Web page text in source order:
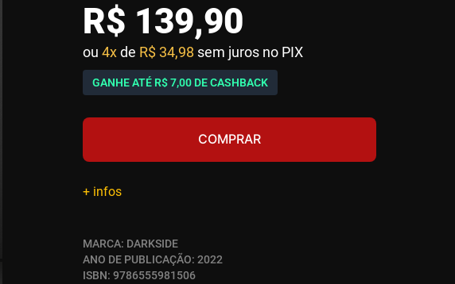
R$ 139,90
ou 4xde R$ 34,98 sem juros no PIX
GANHE ATÉ R$ 7,00 DE CASHBACK
COMPRAR
+ infos
MARCA: DARKSIDE
ANO DE PUBLICAÇÃO: 2022
ISBN: 9786555981506